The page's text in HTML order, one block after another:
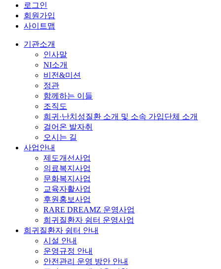
로그인
회원가입
사이트맵
기관소개
인사말
NI소개
비전&미션
정관
함께하는 이들
조직도
희귀·난치성질환 소개 및 소속 가입단체 소개
걸어온 발자취
오시는 길
사업안내
제도개선사업
의료복지사업
문화복지사업
교육자활사업
후원홍보사업
RARE DREAMZ 운영사업
희귀질환자 쉼터 운영사업
희귀질환자 쉼터 안내
시설 안내
운영규정 안내
안전관리 운영 방안 안내